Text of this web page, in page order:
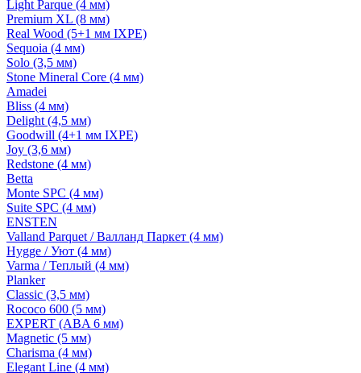
Light Parque (4 мм)
Premium XL (8 мм)
Real Wood (5+1 мм IXPE)
Sequoia (4 мм)
Solo (3,5 мм)
Stone Mineral Core (4 мм)
Amadei
Bliss (4 мм)
Delight (4,5 мм)
Goodwill (4+1 мм IXPE)
Joy (3,6 мм)
Redstone (4 мм)
Betta
Monte SPC (4 мм)
Suite SPC (4 мм)
ENSTEN
Valland Parquet / Валланд Паркет (4 мм)
Hygge / Уют (4 мм)
Varma / Теплый (4 мм)
Planker
Classic (3,5 мм)
Rococo 600 (5 мм)
EXPERT (ABA 6 мм)
Magnetic (5 мм)
Charisma (4 мм)
Elegant Line (4 мм)